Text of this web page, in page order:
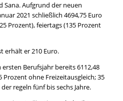
Sana. Aufgrund der neuen
2021 schließlich 4694,75 Euro
Prozent), feiertags (135 Prozent
erhält er 210 Euro.
Berufsjahr bereits 6112,48
ohne Freizeitausgleich; 35
regeln fünf bis sechs Jahre.